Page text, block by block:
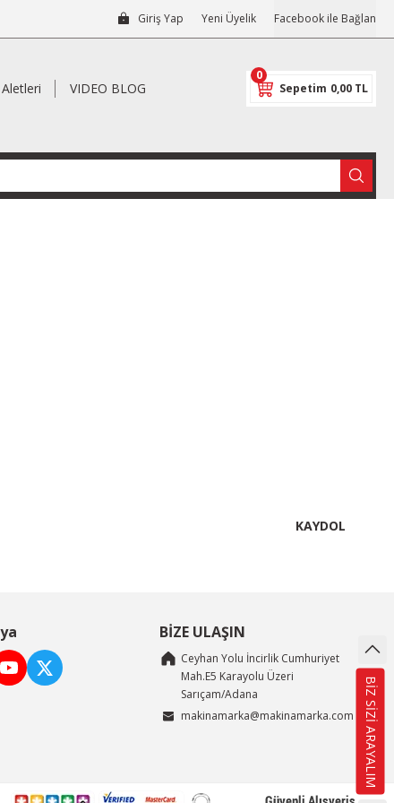
Giriş Yap Yeni Üyelik Facebook ile Bağlan
VIDEO BLOG Sepetim 0,00 TL
0
KAYDOL
BİZE ULAŞIN
Ceyhan Yolu İncirlik Cumhuriyet
Mah.E5 Karayolu Üzeri
Sarıçam/Adana
makinamarka@makinamarka.com
BİZ SİZİ ARAYALIM